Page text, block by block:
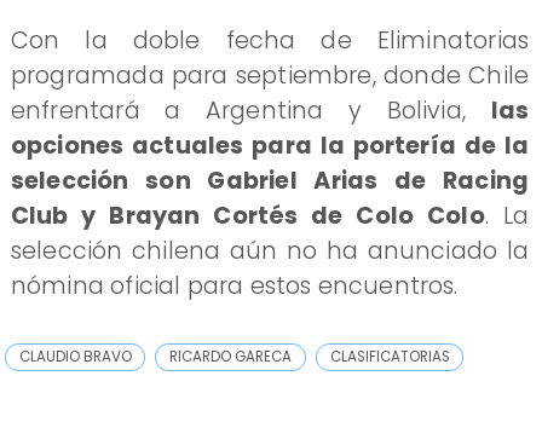
Con la doble fecha de Eliminatorias
programada para septiembre, donde Chile
enfrentará a Argentina y Bolivia, las
opciones actuales para la portería de la
selección son Gabriel Arias de Racing
Club y Brayan Cortés de Colo Colo. La
selección chilena aún no ha anunciado la
nómina oficial para estos encuentros.
CLAUDIO BRAVO RICARDO GARECA CLASIFICATORIAS